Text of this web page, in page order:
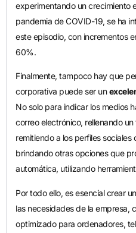
experimentando un crecimiento
pandemia de COVID-19, se ha
este episodio, con incrementos
60%.
Finalmente, tampoco hay que
corporativa puede ser un
No solo para indicar los medios
correo electrónico, rellenando
remitiendo a los perfiles
brindando otras opciones que
automática, utilizando
Por todo ello, es esencial crear
las necesidades de la empresa,
optimizado para ordenadores,